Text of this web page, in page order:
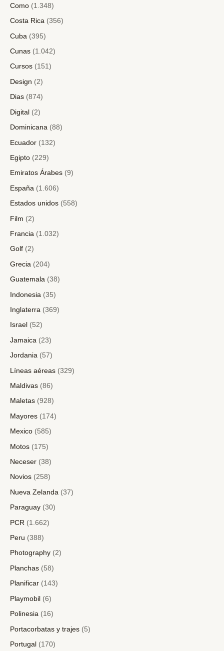
Como (1.348)
Costa Rica (356)
Cuba (395)
Cunas (1.042)
Cursos (151)
Design (2)
Dias (874)
Digital (2)
Dominicana (88)
Ecuador (132)
Egipto (229)
Emiratos Árabes (9)
España (1.606)
Estados unidos (558)
Film (2)
Francia (1.032)
Golf (2)
Grecia (204)
Guatemala (38)
Indonesia (35)
Inglaterra (369)
Israel (52)
Jamaica (23)
Jordania (57)
Líneas aéreas (329)
Maldivas (86)
Maletas (928)
Mayores (174)
Mexico (585)
Motos (175)
Neceser (38)
Novios (258)
Nueva Zelanda (37)
Paraguay (30)
PCR (1.662)
Peru (388)
Photography (2)
Planchas (58)
Planificar (143)
Playmobil (6)
Polinesia (16)
Portacorbatas y trajes (5)
Portugal (170)